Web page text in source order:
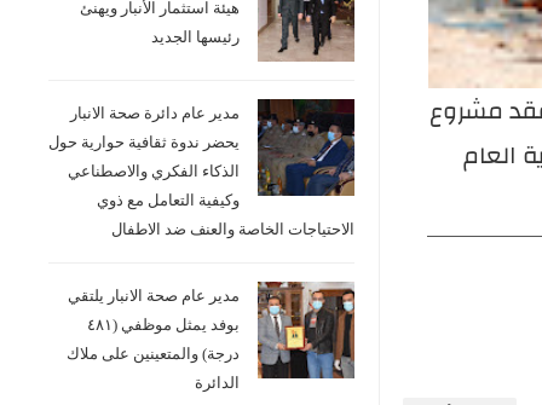
مدير عام صحة الأنبار يتفقد اليوم
السبت الموافق 18 تموز 2026
مشروع إنشاء مستشفى الخالدية
العام سعة 100 سرير في قضاء
الحبانية، ويؤكد أهمية تسريع وتيرة
الإنجاز لدعم القطاع
مشروع
العام
هيئة استثمار الأنبار ويهنئ
رئيسها الجديد
مدير عام دائرة صحة الانبار
يحضر ندوة ثقافية حوارية حول
الذكاء الفكري والاصطناعي
وكيفية التعامل مع ذوي
الاحتياجات الخاصة والعنف ضد الاطفال
مدير عام صحة الانبار يلتقي
بوفد يمثل موظفي (٤٨١
درجة) والمتعينين على ملاك
الدائرة